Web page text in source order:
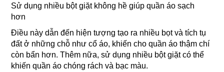
ỦI ĐỒ CAO CẤP
Sử dụng nhiều bột giặt không hề giúp quần áo sạch
hơn
Điều này dẫn đến hiện tượng tạo ra nhiều bọt và tích tụ
đất ở những chỗ như cổ áo, khiến cho quần áo thậm chí
còn bẩn hơn. Thêm nữa, sử dụng nhiều bột giặt có thể
khiến quần áo chóng rách và bạc màu.